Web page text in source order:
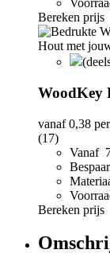
Bereken prijs
WoodKey
vanaf0,38
(17)
Vanaf
Bereken prijs